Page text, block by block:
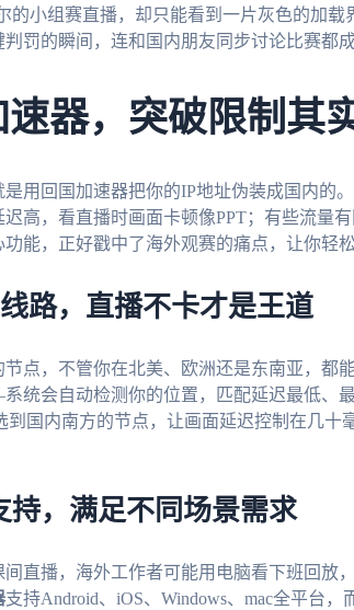
的小组赛直播，却只能看到一片灰色的加
罚的瞬间，连和国内朋友同步讨论比赛都成
器，突破限制其
用回国加速器把你的IP地址伪装成国内的
高，看直播时画面卡顿像PPT；有些流量有
能，正好戳中了海外观赛的痛点，让你轻
路，直播不卡才是王道
节点，不管你在北美、欧洲还是东南亚，都
统会自动检测你的位置，匹配延迟最低、
国内南方的节点，让画面延迟控制在几十
持，满足不同场景需求
直播，海外工作者可能用电脑看下班回放
支持Android、iOS、Windows、mac全平台，